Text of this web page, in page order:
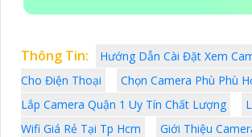
Thông Tin:
Hướng Dẫn Cài Đặt Xem
Cho Điện Thoại
Chọn Camera Phù Phù
Lắp Camera Quận 1 Uy Tín Chất Lượng
Wifi Giá Rẻ Tại Tp Hcm
Giới Thiệu